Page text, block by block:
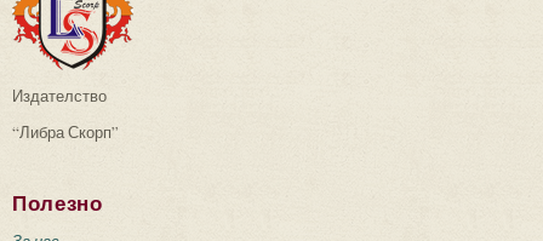
Издателство
“Либра Скорп”
Полезно